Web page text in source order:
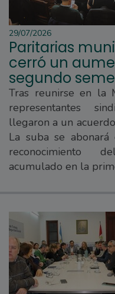
29/07/2026
Paritarias
cerró un
segundo
Tras reunirse en la
representantes
llegaron a un
La suba se
reconocimiento
acumulado en la